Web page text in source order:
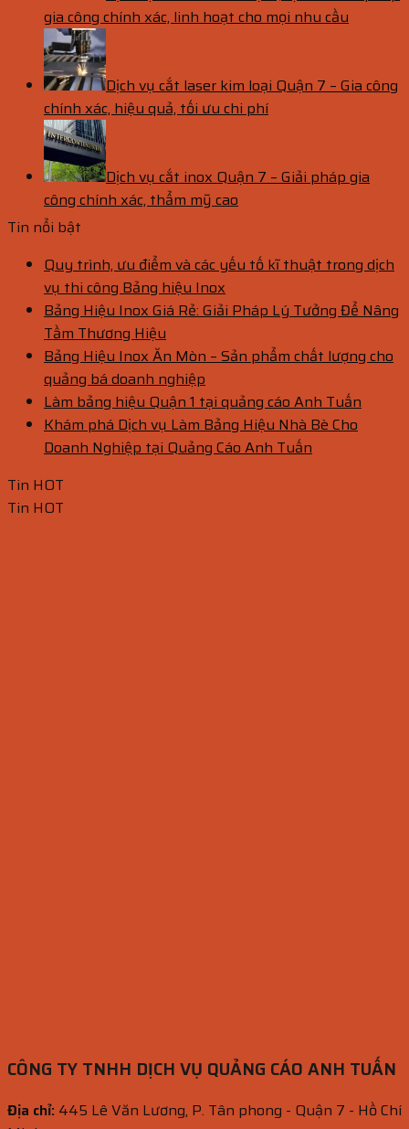
gia công chính xác, linh hoạt cho mọi nhu cầu
Dịch vụ cắt laser kim loại Quận 7 – Gia công
chính xác, hiệu quả, tối ưu chi phí
Dịch vụ cắt inox Quận 7 – Giải pháp gia
công chính xác, thẩm mỹ cao
Tin nổi bật
Quy trình, ưu điểm và các yếu tố kĩ thuật trong dịch
vụ thi công Bảng hiệu Inox
Bảng Hiệu Inox Giá Rẻ: Giải Pháp Lý Tưởng Để Nâng
Tầm Thương Hiệu
Bảng Hiệu Inox Ăn Mòn – Sản phẩm chất lượng cho
quảng bá doanh nghiệp
Làm bảng hiệu Quận 1 tại quảng cáo Anh Tuấn
Khám phá Dịch vụ Làm Bảng Hiệu Nhà Bè Cho
Doanh Nghiệp tại Quảng Cáo Anh Tuấn
Tin HOT
Tin HOT
CÔNG TY TNHH DỊCH VỤ QUẢNG CÁO ANH TUẤN
Địa chỉ: 445 Lê Văn Lương, P. Tân phong - Quận 7 - Hồ Chí